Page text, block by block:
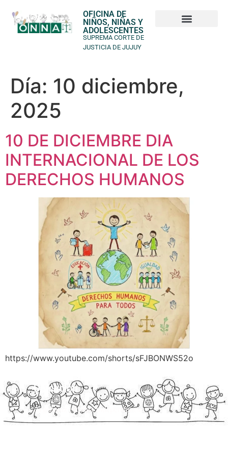
OFICINA DE
NIÑOS, NIÑAS Y
ADOLESCENTES
SUPREMA CORTE DE
JUSTICIA DE JUJUY
Día: 10 diciembre,
2025
10 DE DICIEMBRE DIA
INTERNACIONAL DE LOS
DERECHOS HUMANOS
https://www.youtube.com/shorts/sFJBONWS52o
Ubicación
Argañaraz esquina Independencia